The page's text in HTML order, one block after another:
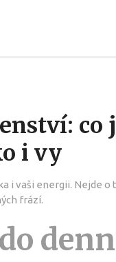
co
i vy
i vaši energii. Nejde o
frází.